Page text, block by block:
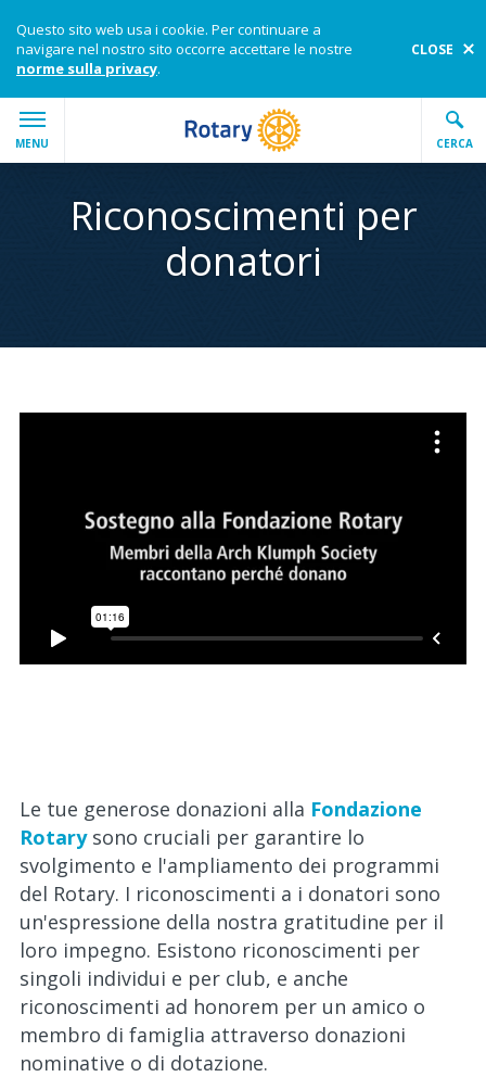
Questo sito web usa i cookie. Per continuare a
navigare nel nostro sito occorre accettare le nostre
norme sulla privacy.
CLOSE
Skip to main content
MAIN
MENU CERCA
Enter the terms you wish to search for.
Search Rotary.org
Chi siamo
Per Soci
Riconoscimenti per
donatori
Le tue generose donazioni alla Fondazione
Rotarysono cruciali per garantire lo
svolgimento e l'ampliamento dei programmi
del Rotary. I riconoscimenti a i donatori sono
un'espressione della nostra gratitudine per il
loro impegno. Esistono riconoscimenti per
singoli individui e per club, e anche
riconoscimenti ad honorem per un amico o
membro di famiglia attraverso donazioni
nominative o di dotazione.